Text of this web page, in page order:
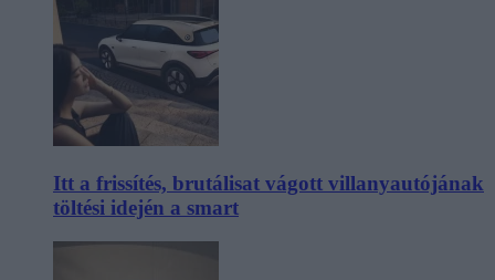
Itt a frissítés, brutálisat vágott villanyautójának
töltési idején a smart